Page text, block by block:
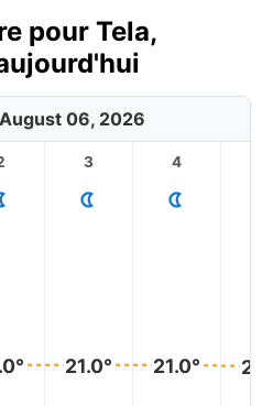
pour Tela,
06, 2026
3
21.0°
4
21.0°